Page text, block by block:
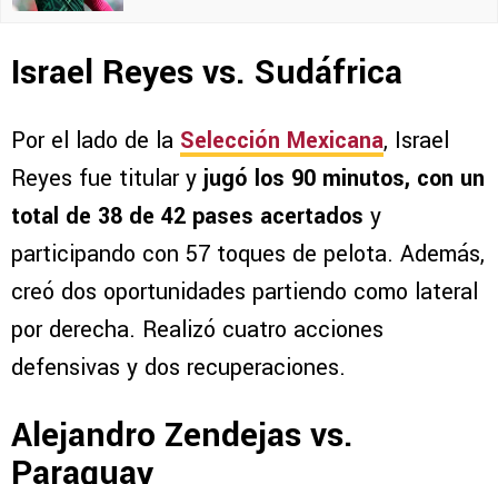
Israel Reyes vs. Sudáfrica
Por el lado de la Selección Mexicana, Israel
Reyes fue titular y jugó los 90 minutos, con un
total de 38 de 42 pases acertados y
participando con 57 toques de pelota. Además,
creó dos oportunidades partiendo como lateral
por derecha. Realizó cuatro acciones
defensivas y dos recuperaciones.
Alejandro Zendejas vs.
Paraguay